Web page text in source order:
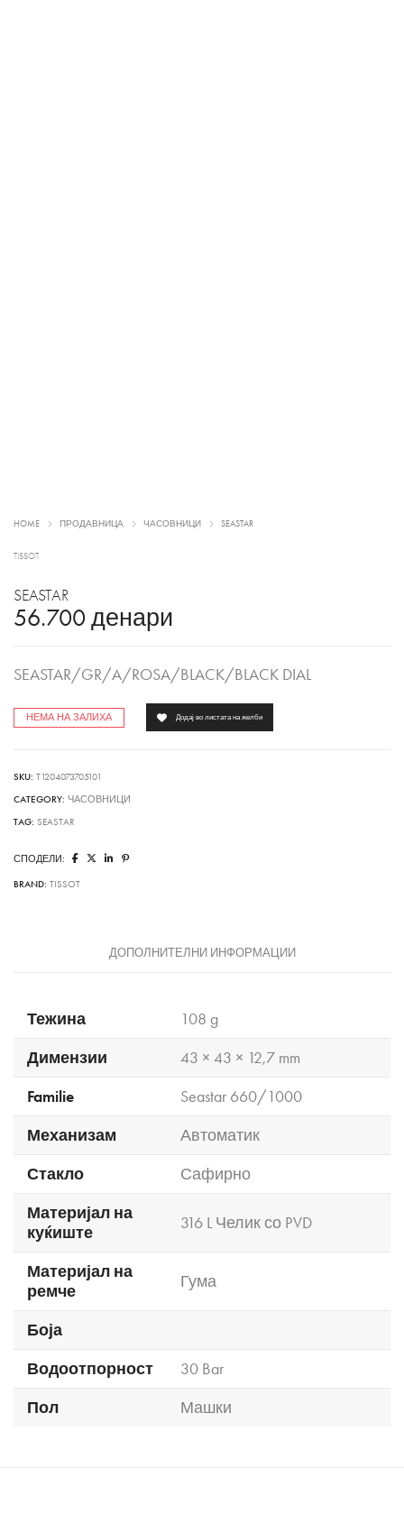
HOME ПРОДАВНИЦА ЧАСОВНИЦИ SEASTAR
TISSOT
SEASTAR
56.700 денари
SEASTAR/GR/A/ROSA/BLACK/BLACK DIAL
НЕМА НА ЗАЛИХА Додај во листата на желби
SKU: T1204073705101
CATEGORY: ЧАСОВНИЦИ
TAG: SEASTAR
СПОДЕЛИ:
BRAND: TISSOT
ДОПОЛНИТЕЛНИ ИНФОРМАЦИИ
Тежина
108 g
Димензии
43 × 43 × 12,7 mm
Familie
Seastar 660/1000
Механизам
Автоматик
Стакло
Сафирно
Материјал на
куќиште
316 L Челик со PVD
Материјал на
ремче
Гума
Боја
Водоотпорност
30 Bar
Пол
Машки